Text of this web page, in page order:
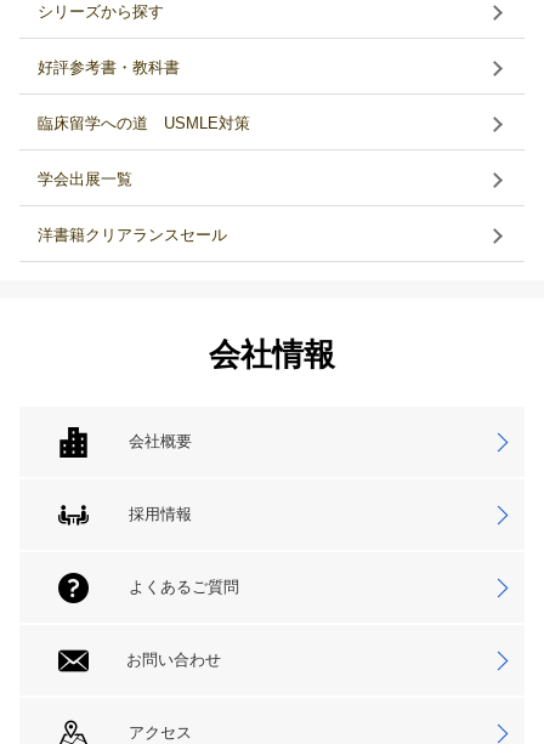
シリーズから探す
好評参考書・教科書
臨床留学への道 USMLE対策
学会出展一覧
洋書籍クリアランスセール
会社情報
会社概要
採用情報
よくあるご質問
お問い合わせ
アクセス